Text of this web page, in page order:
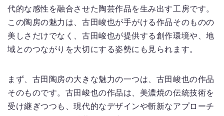
代的な感性を融合させた陶芸作品を生み出す工房です。
この陶房の魅力は、古田峻也が手がける作品そのものの
美しさだけでなく、古田峻也が提供する創作環境や、地
域とのつながりを大切にする姿勢にも見られます。
まず、古田陶房の大きな魅力の一つは、古田峻也の作品
そのものです。古田峻也の作品は、美濃焼の伝統技術を
受け継ぎつつも、現代的なデザインや斬新なアプローチ